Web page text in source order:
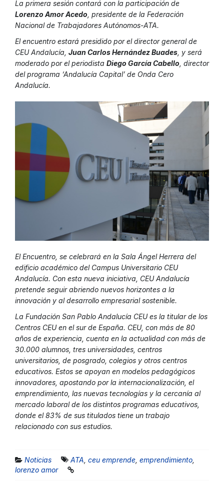
La primera sesión contará con la participación de
Lorenzo Amor Acedo , presidente de la Federación
Nacional de Trabajadores Autónomos-ATA.
El encuentro estará presidido por el director general de
CEU Andalucía, Juan Carlos Hernández Buades , y será
moderado por el periodista Diego García Cabello , director
del programa ‘Andalucía Capital’ de Onda Cero
Andalucía.
El Encuentro, se celebrará en la Sala Ángel Herrera del
edificio académico del Campus Universitario CEU
Andalucía. Con esta nueva iniciativa, CEU Andalucía
pretende seguir abriendo nuevos horizontes a la
innovación y al desarrollo empresarial sostenible.
La Fundación San Pablo Andalucía CEU es la titular de los
Centros CEU en el sur de España. CEU, con más de 80
años de experiencia, cuenta en la actualidad con más de
30.000 alumnos, tres universidades, centros
universitarios, de posgrado, colegios y otros centros
educativos. Estos se apoyan en modelos pedagógicos
innovadores, apostando por la internacionalización, el
emprendimiento, las nuevas tecnologías y la cercanía al
mercado laboral de los distintos programas educativos,
donde el 83% de sus titulados tiene un trabajo
relacionado con sus estudios.
Noticias ATA ceu emprende emprendimiento
lorenzo amor